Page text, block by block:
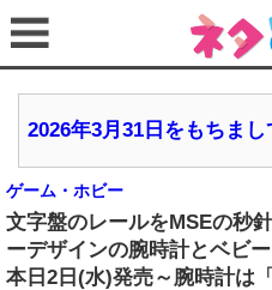
2026年3月31日をもちま
ゲーム・ホビー
文字盤のレールをMSEの秒
ーデザインの腕時計とベビ
本日2日(水)発売～腕時計は